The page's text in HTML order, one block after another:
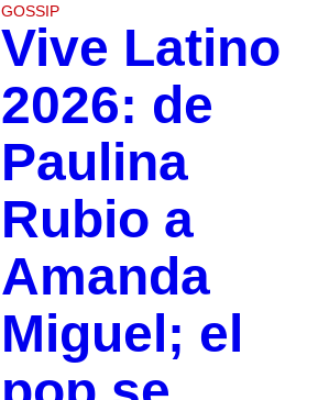
GOSSIP
Vive Latino
2026: de
Paulina
Rubio a
Amanda
Miguel; el